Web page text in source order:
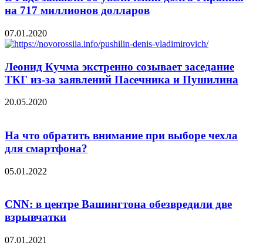
на 717 миллионов долларов
07.01.2020
Леонид Кучма экстренно созывает заседание
ТКГ из-за заявлений Пасечника и Пушилина
20.05.2020
На что обратить внимание при выборе чехла
для смартфона?
05.01.2022
CNN: в центре Вашингтона обезвредили две
взрывчатки
07.01.2021